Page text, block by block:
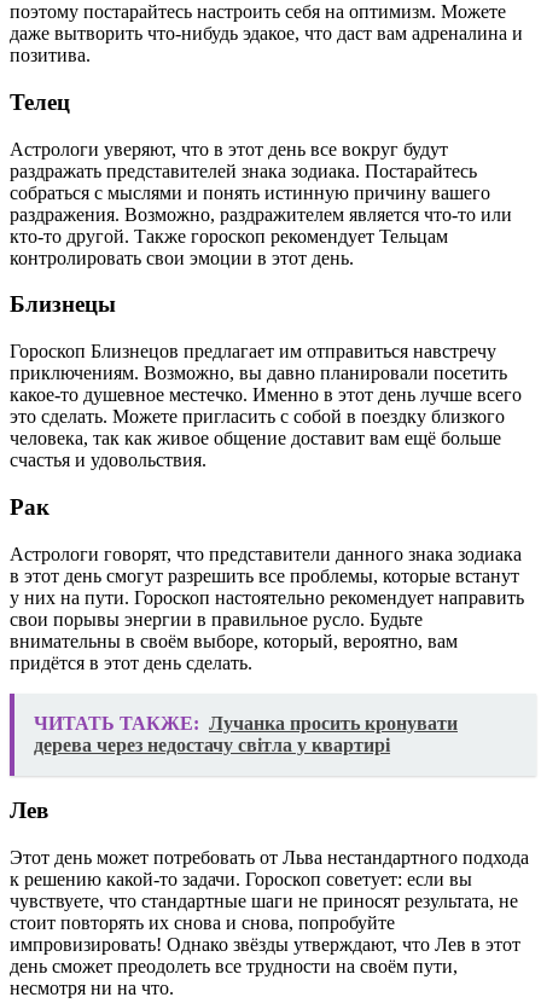
поэтому постарайтесь настроить себя на оптимизм. Можете
даже вытворить что-нибудь эдакое, что даст вам адреналина и
позитива.
Телец
Астрологи уверяют, что в этот день все вокруг будут
раздражать представителей знака зодиака. Постарайтесь
собраться с мыслями и понять истинную причину вашего
раздражения. Возможно, раздражителем является что-то или
кто-то другой. Также гороскоп рекомендует Тельцам
контролировать свои эмоции в этот день.
Близнецы
Гороскоп Близнецов предлагает им отправиться навстречу
приключениям. Возможно, вы давно планировали посетить
какое-то душевное местечко. Именно в этот день лучше всего
это сделать. Можете пригласить с собой в поездку близкого
человека, так как живое общение доставит вам ещё больше
счастья и удовольствия.
Рак
Астрологи говорят, что представители данного знака зодиака
в этот день смогут разрешить все проблемы, которые встанут
у них на пути. Гороскоп настоятельно рекомендует направить
свои порывы энергии в правильное русло. Будьте
внимательны в своём выборе, который, вероятно, вам
придётся в этот день сделать.
ЧИТАТЬ ТАКЖЕ: Лучанка просить кронувати
дерева через недостачу світла у квартирі
Лев
Этот день может потребовать от Льва нестандартного подхода
к решению какой-то задачи. Гороскоп советует: если вы
чувствуете, что стандартные шаги не приносят результата, не
стоит повторять их снова и снова, попробуйте
импровизировать! Однако звёзды утверждают, что Лев в этот
день сможет преодолеть все трудности на своём пути,
несмотря ни на что.